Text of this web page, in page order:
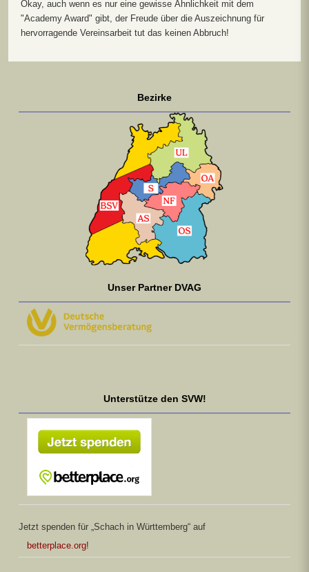
Okay, auch wenn es nur eine gewisse Ähnlichkeit mit dem
"Academy Award" gibt, der Freude über die Auszeichnung für
hervorragende Vereinsarbeit tut das keinen Abbruch!
Bezirke
Unser Partner DVAG
Unterstütze den SVW!
Jetzt spenden für „Schach in Württemberg“ auf
betterplace.org!